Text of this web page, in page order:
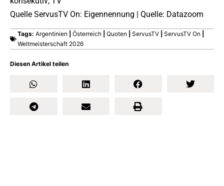
Diesen Artikel teilen
Quelle ServusTV On: Eigennennung | Quelle: Datazoom
Tags: Argentinien Österreich Quoten ServusTV ServusTV On
Weltmeisterschaft 2026